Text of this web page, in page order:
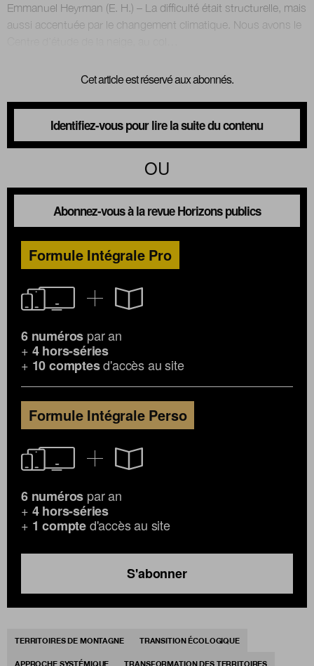
Emmanuel Heyrman (E. H.) – La difficulté était structurelle, mais
aussi accentuée par le changement climatique. Nous avons le
Cet article est réservé aux abonnés.
Identifiez-vous pour lire la suite du contenu
OU
Abonnez-vous à la revue Horizons publics
Formule Intégrale Pro
6 numéros par an
+ 4 hors-séries
+ 10 comptesd'accès au site
Formule Intégrale Perso
6 numéros par an
+ 4 hors-séries
+ 1 compted'accès au site
S'abonner
TERRITOIRES DE MONTAGNE TRANSITION ÉCOLOGIQUE
APPROCHE SYSTÉMIQUE TRANSFORMATION DES TERRITOIRES